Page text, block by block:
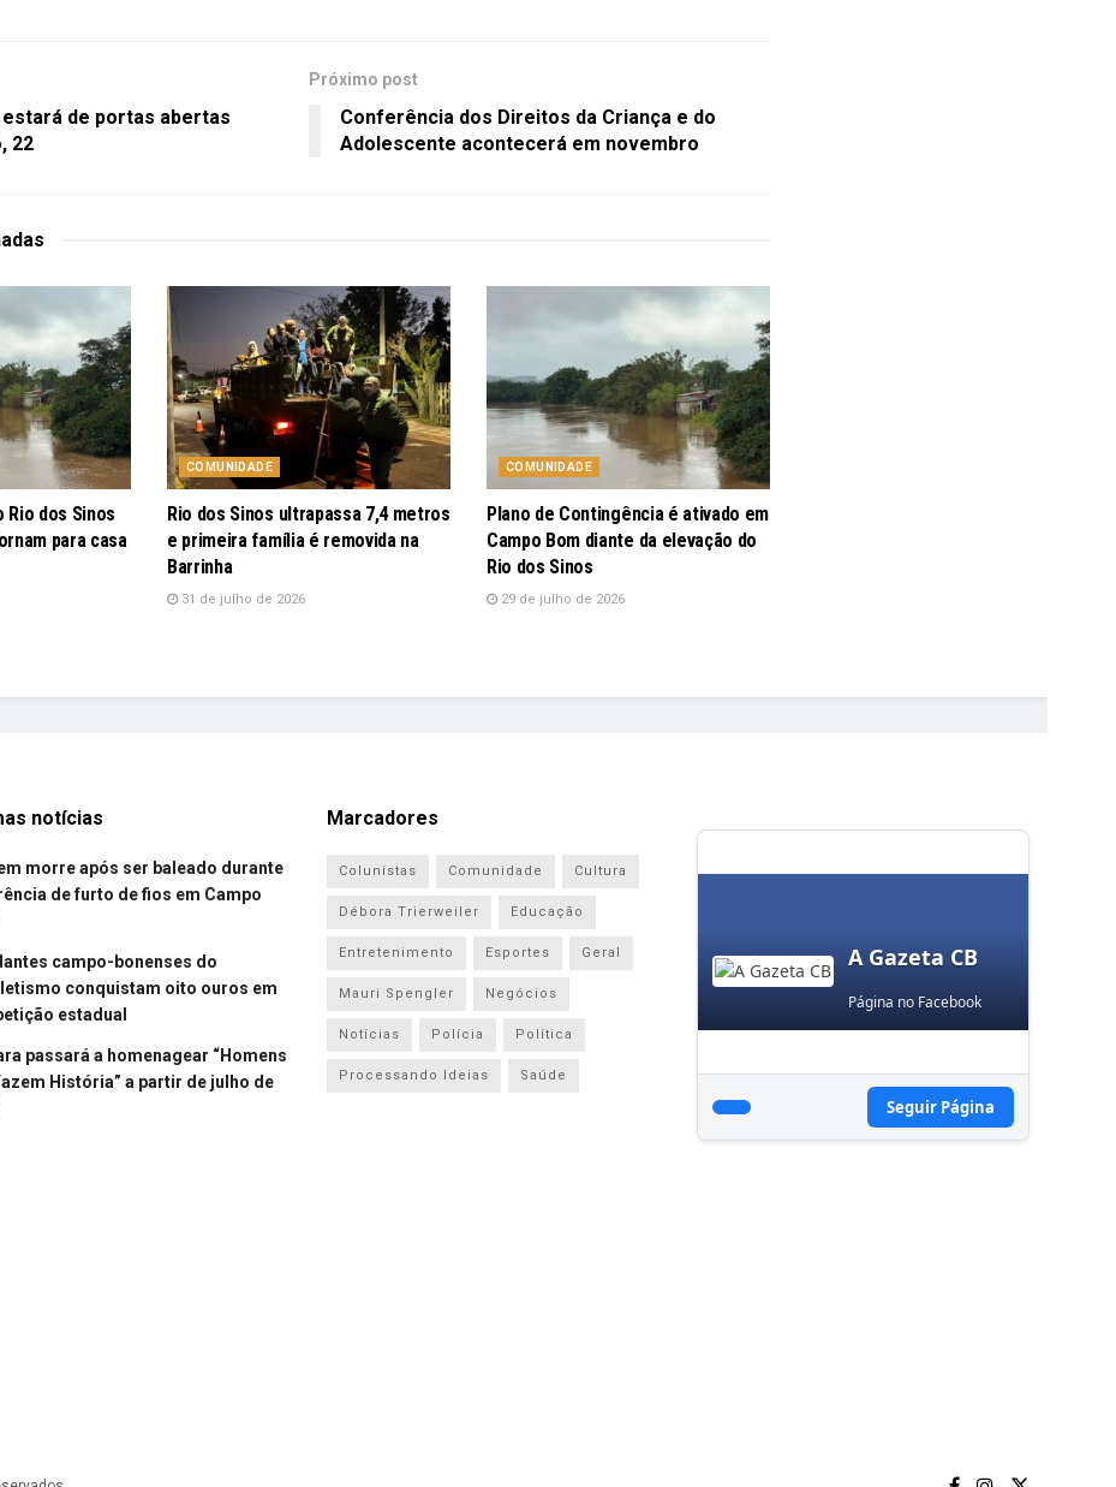
estará de portas abertas
22
Próximo post
Conferência dos Direitos da Criança e do
Adolescente acontecerá em novembro
Rio dos Sinos
para casa
COMUNIDADE
Rio dos Sinos ultrapassa 7,4 metros
e primeira família é removida na
Barrinha
31 de julho de 2026
COMUNIDADE
Plano de Contingência é ativado em
Campo Bom diante da elevação do
Rio dos Sinos
29 de julho de 2026
notícias
morre após ser baleado durante
de furto de fios em Campo
campo-bonenses do
conquistam oito ouros em
estadual
passará a homenagear “Homens
História” a partir de julho de
Marcadores
Colunistas Comunidade Cultura
Débora Trierweiler Educação
Entretenimento Esportes Geral
Mauri Spengler Negócios
Notícias Polícia Política
Processando Ideias Saúde
A Gazeta CB
Página no Facebook
Seguir Página